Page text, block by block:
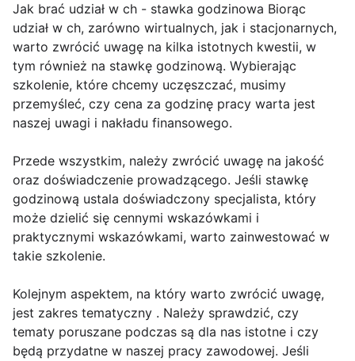
Jak brać udział w ch - stawka godzinowa Biorąc
udział w ch, zarówno wirtualnych, jak i stacjonarnych,
warto zwrócić uwagę na kilka istotnych kwestii, w
tym również na stawkę godzinową. Wybierając
szkolenie, które chcemy uczęszczać, musimy
przemyśleć, czy cena za godzinę pracy warta jest
naszej uwagi i nakładu finansowego.
Przede wszystkim, należy zwrócić uwagę na jakość
oraz doświadczenie prowadzącego. Jeśli stawkę
godzinową ustala doświadczony specjalista, który
może dzielić się cennymi wskazówkami i
praktycznymi wskazówkami, warto zainwestować w
takie szkolenie.
Kolejnym aspektem, na który warto zwrócić uwagę,
jest zakres tematyczny . Należy sprawdzić, czy
tematy poruszane podczas są dla nas istotne i czy
będą przydatne w naszej pracy zawodowej. Jeśli